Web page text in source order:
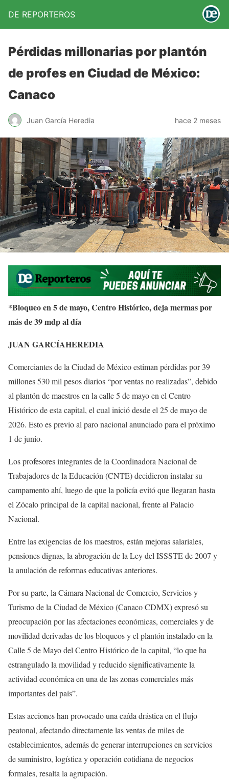
DE REPORTEROS
Pérdidas millonarias por plantón
de profes en Ciudad de México:
Canaco
Juan García Heredia hace 2 meses
*Bloqueo en 5 de mayo, Centro Histórico, deja mermas por
más de 39 mdp al día
JUAN GARCÍAHEREDIA
Comerciantes de la Ciudad de México estiman pérdidas por 39
millones 530 mil pesos diarios “por ventas no realizadas”, debido
al plantón de maestros en la calle 5 de mayo en el Centro
Histórico de esta capital, el cual inició desde el 25 de mayo de
2026. Esto es previo al paro nacional anunciado para el próximo
1 de junio.
Los profesores integrantes de la Coordinadora Nacional de
Trabajadores de la Educación (CNTE) decidieron instalar su
campamento ahí, luego de que la policía evitó que llegaran hasta
el Zócalo principal de la capital nacional, frente al Palacio
Nacional.
Entre las exigencias de los maestros, están mejoras salariales,
pensiones dignas, la abrogación de la Ley del ISSSTE de 2007 y
la anulación de reformas educativas anteriores.
Por su parte, la Cámara Nacional de Comercio, Servicios y
Turismo de la Ciudad de México (Canaco CDMX) expresó su
preocupación por las afectaciones económicas, comerciales y de
movilidad derivadas de los bloqueos y el plantón instalado en la
Calle 5 de Mayo del Centro Histórico de la capital, “lo que ha
estrangulado la movilidad y reducido significativamente la
actividad económica en una de las zonas comerciales más
importantes del país”.
Estas acciones han provocado una caída drástica en el flujo
peatonal, afectando directamente las ventas de miles de
establecimientos, además de generar interrupciones en servicios
de suministro, logística y operación cotidiana de negocios
formales, resalta la agrupación.